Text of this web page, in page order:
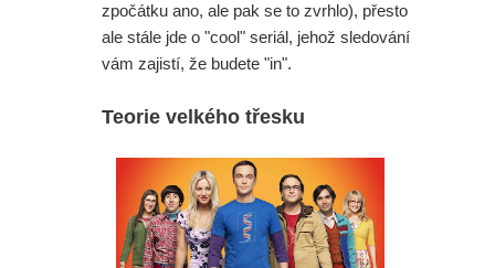
zpočátku ano, ale pak se to zvrhlo), přesto
ale stále jde o "cool" seriál, jehož sledování
vám zajistí, že budete "in".
Teorie velkého třesku